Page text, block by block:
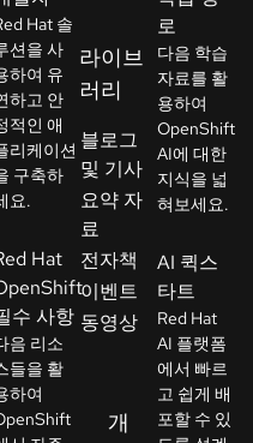
Hat 솔
션을 사
하여 유
하고 안
적인 애
리케이션
구축하
요.
Hat
수 사항
음 리소
들을 활
하여
라이브
러리
블로그
및 기사
요약 자
료
전자책
이벤트
동영상
개
로
다음 학습
자료를 활
용하여
OpenShift
AI에 대한
지식을 넓
혀보세요.
AI 퀵스
타트
Red Hat
AI 플랫폼
에서 빠르
고 쉽게 배
포할 수 있